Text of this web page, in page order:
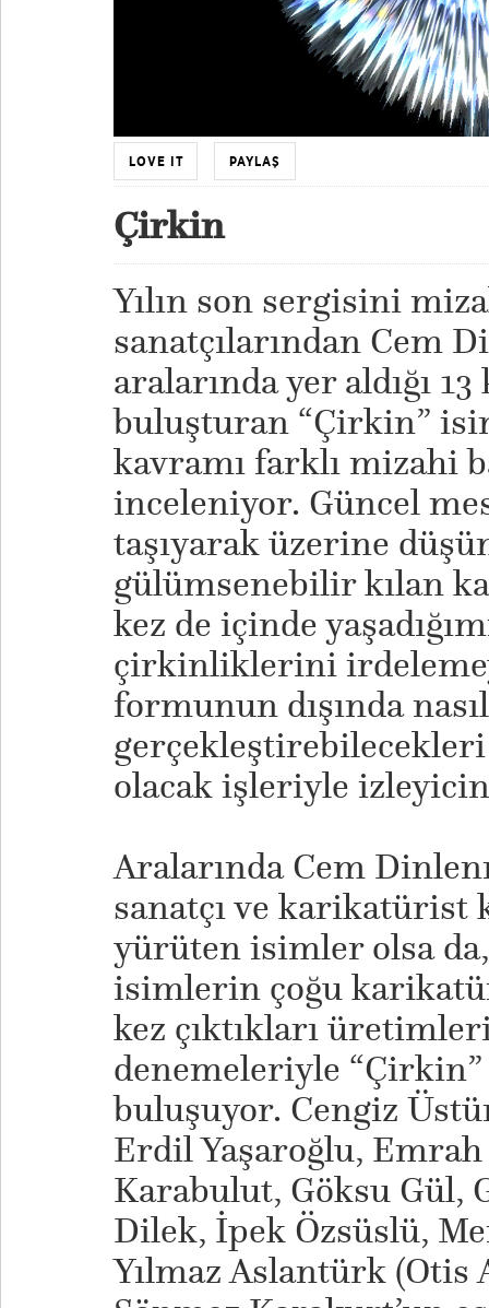
LOVE IT PAYLAŞ
Çirkin
Yılın son sergisini
sanatçılarından Cem
aralarında yer aldığı
buluşturan “Çirkin”
kavramı farklı mizahi
inceleniyor. Güncel
taşıyarak üzerine
gülümsenebilir kılan
kez de içinde
çirkinliklerini
formunun dışında nasıl
olacak işleriyle
Aralarında Cem
sanatçı ve
yürüten isimler olsa
isimlerin çoğu
kez çıktıkları
denemeleriyle
buluşuyor. Cengiz
Erdil Yaşaroğlu,
Karabulut, Göksu Gül,
Dilek, İpek Özsüslü,
Yılmaz Aslantürk (Otis